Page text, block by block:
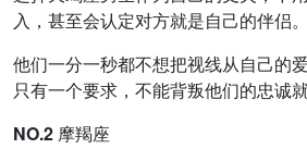
入，甚至会认定对方就是自己的伴侣
他们一分一秒都不想把视线从自己的
只有一个要求，不能背叛他们的忠诚就
NO.2 摩羯座